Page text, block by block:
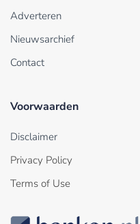
Adverteren
Nieuwsarchief
Contact
Voorwaarden
Disclaimer
Privacy Policy
Terms of Use